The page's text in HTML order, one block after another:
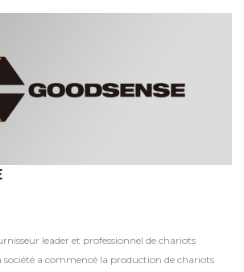
leader et professionnel de chariots
société a commencé la production de chariots